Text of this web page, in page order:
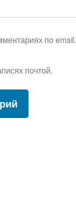
по email.
почтой.